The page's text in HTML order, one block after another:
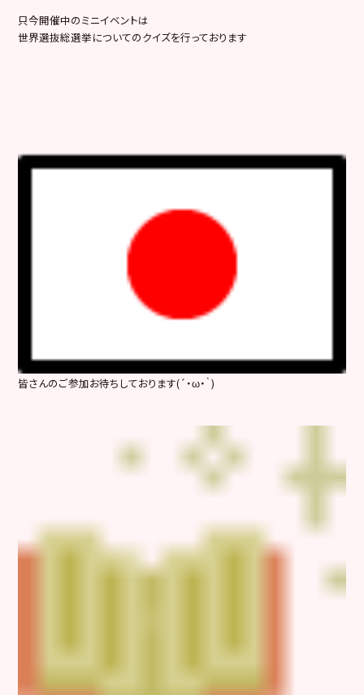
只今開催中のミニイベントは
世界選抜総選挙についてのクイズを行っております
皆さんのご参加お待ちしております(´・ω・｀)